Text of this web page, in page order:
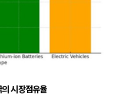
시장점유율